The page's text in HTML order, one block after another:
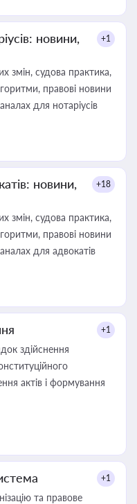
новини,
+1
змін, судова практика,
правові новини
для нотаріусів
новини,
+18
змін, судова практика,
правові новини
для адвокатів
+1
здійснення
актів і формування
+1
та правове